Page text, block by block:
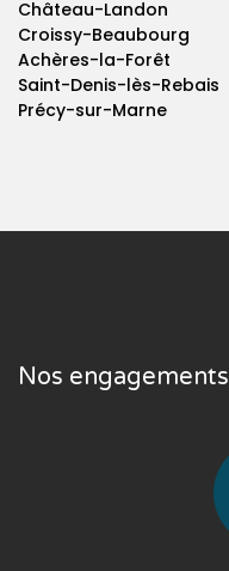
Château-Landon
Croissy-Beaubourg
Achères-la-Forêt
Saint-Denis-lès-Rebais
Précy-sur-Marne
Nos engagements